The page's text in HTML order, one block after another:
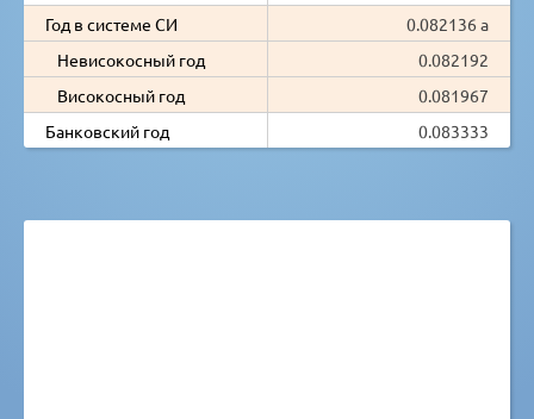
Год в системе СИ
0.082136 a
Невисокосный год
0.082192
Високосный год
0.081967
Банковский год
0.083333